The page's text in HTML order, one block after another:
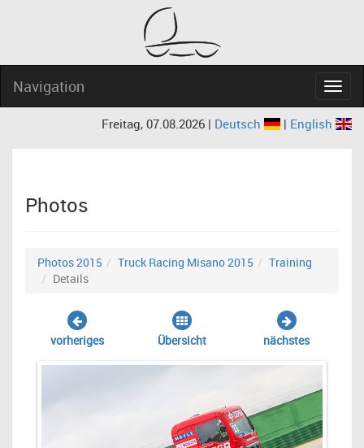
Navigation
Freitag, 07.08.2026 | Deutsch | English
Photos
Photos 2015 Truck Racing Misano 2015
Training
Details
vorheriges Übersicht nächstes